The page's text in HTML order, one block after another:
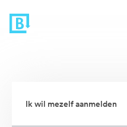
Ik wil mezelf aanmelden